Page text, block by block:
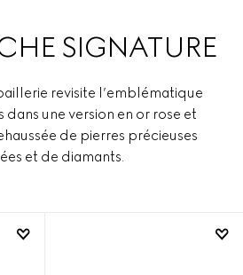
SIGNATURE
revisite l’emblématique
dans une version en or rose et
de pierres précieuses
et de diamants.